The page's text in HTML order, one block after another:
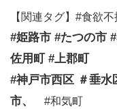
【関連タグ】#食欲
#姫路市 #たつの市
佐用町 #上郡町
#神戸市西区 ＃垂
市、
#和気町